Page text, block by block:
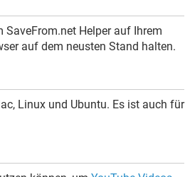
SaveFrom.net Helper auf Ihrem
auf dem neusten Stand halten.
Linux und Ubuntu. Es ist auch für